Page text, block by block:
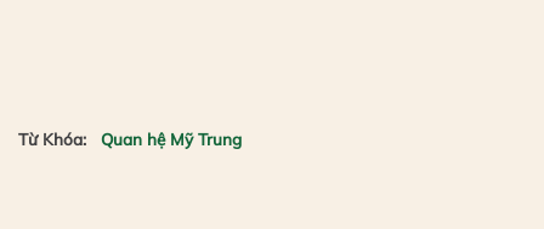
Từ Khóa: Quan hệ Mỹ Trung